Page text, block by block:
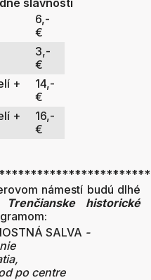
slávnosti
6,-
€
3,-
€
+
14,-
€
+
16,-
€
námestí budú dlhé
Trenčianske historické
SALVA -
po centre